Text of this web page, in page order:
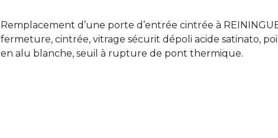
Remplacement d’une porte d’entrée cintrée à
fermeture, cintrée, vitrage sécurit dépoli acide satinato,
en alu blanche, seuil à rupture de pont thermique.